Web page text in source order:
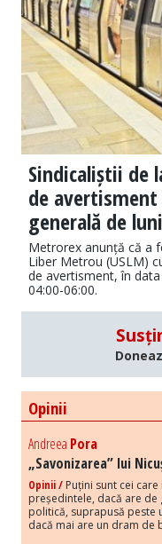
Sindicaliștii de
de
generală de luni
Metrorex anunță că a
Liber Metrou (USLM)
de avertisment, în
04:00-06:00.
Opinii
Andreea Pora
„Savonizarea” lui
Opinii / Puțini sunt cei
președintele, dacă are de
politică, suprapusă peste
dacă mai are un dram de